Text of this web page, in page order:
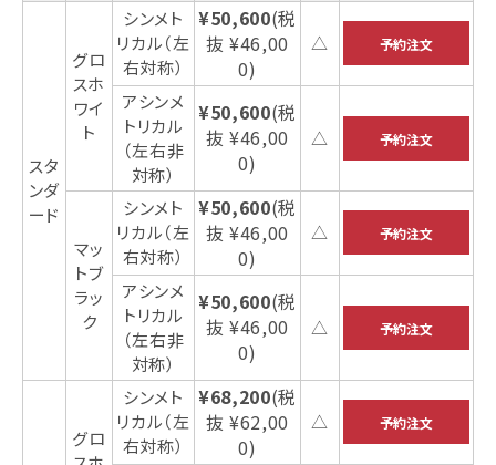
スタ
ンダ
ード
グロ
スホ
ワイ
ト
シンメト
リカル（左
右対称）
¥50,600(税
抜 ¥46,00
0)
△
アシンメ
トリカル
（左右非
対称）
¥50,600(税
抜 ¥46,00
0)
△
マッ
トブ
ラッ
ク
シンメト
リカル（左
右対称）
¥50,600(税
抜 ¥46,00
0)
△
アシンメ
トリカル
（左右非
対称）
¥50,600(税
抜 ¥46,00
0)
△
グロ
シンメト
リカル（左
右対称）
¥68,200(税
抜 ¥62,00
0)
△